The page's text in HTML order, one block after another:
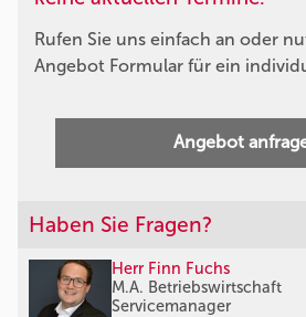
Rufen Sie uns einfach an oder
Angebot Formular für ein
Angebot
Haben Sie Fragen?
Herr Finn Fuchs
M.A. Betriebswirtschaft
Servicemanager